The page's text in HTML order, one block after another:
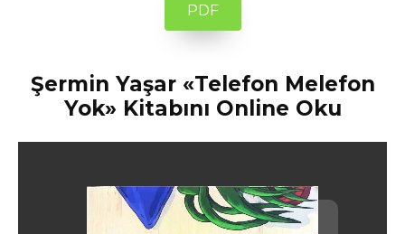
PDF
Şermin Yaşar «Telefon Melefon
Yok» Kitabını Online Oku